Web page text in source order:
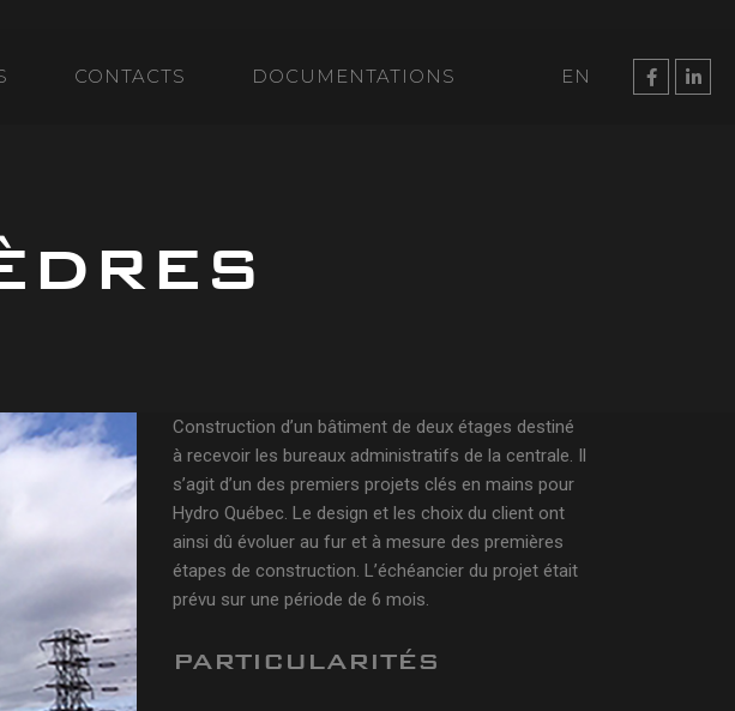
CONTACTS DOCUMENTATIONS EN
Construction d’un bâtiment de deux étages destiné
à recevoir les bureaux administratifs de la centrale. Il
s’agit d’un des premiers projets clés en mains pour
Hydro Québec. Le design et les choix du client ont
ainsi dû évoluer au fur et à mesure des premières
étapes de construction. L’échéancier du projet était
prévu sur une période de 6 mois.
PARTICULARITÉS